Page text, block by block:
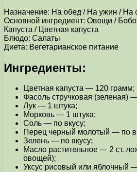
Назначение: На обед / На ужин / На
Основной ингредиент: Овощи /
Капуста / Цветная капуста
Блюдо: Салаты
Диета: Вегетарианское питание
Ингредиенты:
Цветная капуста — 120 грамм;
Фасоль стручковая (зеленая)
Лук — 1 штука;
Морковь — 1 штука;
Соль — по вкусу;
Перец черный молотый — по
Зелень — по вкусу;
Масло растительное — 2 ст.
овощей);
Уксус рисовый или яблочный —